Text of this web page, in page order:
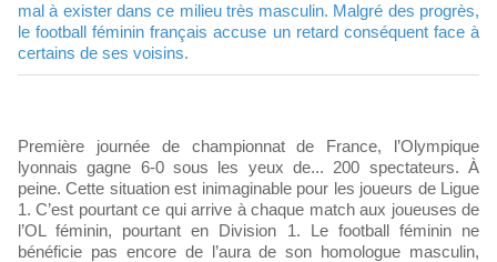
mal à exister dans ce milieu très masculin. Malgré des progrès,
le football féminin français accuse un retard conséquent face à
certains de ses voisins.
Première journée de championnat de France, l’Olympique
lyonnais gagne 6-0 sous les yeux de... 200 spectateurs. À
peine. Cette situation est inimaginable pour les joueurs de Ligue
1. C’est pourtant ce qui arrive à chaque match aux joueuses de
l’OL féminin, pourtant en Division 1. Le football féminin ne
bénéficie pas encore de l’aura de son homologue masculin,